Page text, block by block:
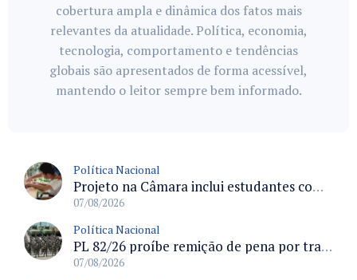
cobertura ampla e dinâmica dos fatos mais
relevantes da atualidade. Política, economia,
tecnologia, comportamento e tendências
globais são apresentados de forma acessível,
mantendo o leitor sempre bem informado.
Política Nacional
Projeto na Câmara inclui estudantes com deficiência no regime escolar especial da LDB e estabelece critérios para frequência
07/08/2026
Política Nacional
PL 82/26 proíbe remição de pena por trabalho em funções militares para condenados por crimes contra o Estado Democrático de Direito
07/08/2026